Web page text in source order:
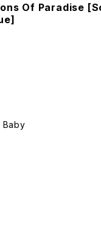
Of Paradise
Baby